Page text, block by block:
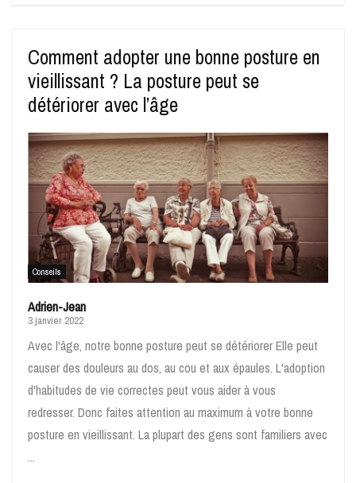
Comment adopter une bonne posture en
vieillissant ? La posture peut se
détériorer avec l’âge
Conseils
Adrien-Jean
3 janvier 2022
Avec l'âge, notre bonne posture peut se détériorer Elle peut
causer des douleurs au dos, au cou et aux épaules. L'adoption
d'habitudes de vie correctes peut vous aider à vous
redresser. Donc faites attention au maximum à votre bonne
posture en vieillissant. La plupart des gens sont familiers avec
...